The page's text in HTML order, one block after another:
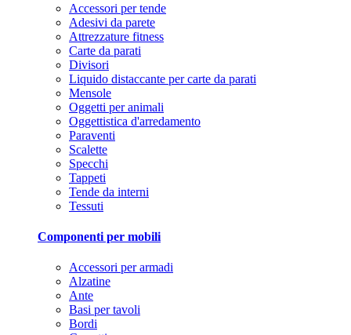
Accessori per tende
Adesivi da parete
Attrezzature fitness
Carte da parati
Divisori
Liquido distaccante per carte da parati
Mensole
Oggetti per animali
Oggettistica d'arredamento
Paraventi
Scalette
Specchi
Tappeti
Tende da interni
Tessuti
Componenti per mobili
Accessori per armadi
Alzatine
Ante
Basi per tavoli
Bordi